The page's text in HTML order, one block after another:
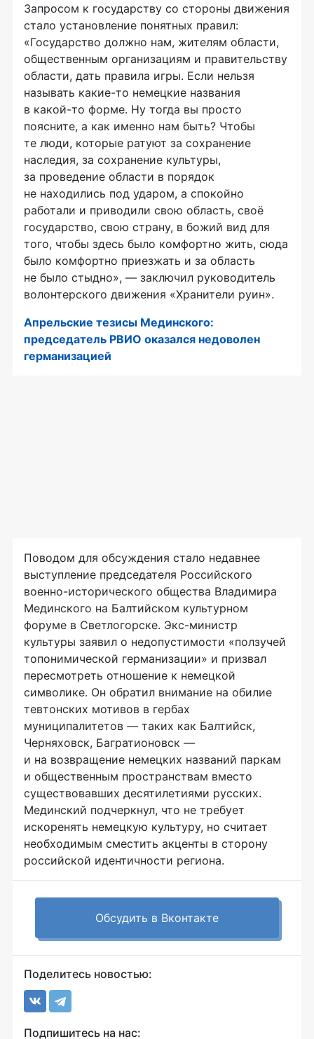
Запросом к государству со стороны движения
стало установление понятных правил:
«Государство должно нам, жителям области,
общественным организациям и правительству
области, дать правила игры. Если нельзя
называть какие-то немецкие названия
в какой-то форме. Ну тогда вы просто
поясните, а как именно нам быть? Чтобы
те люди, которые ратуют за сохранение
наследия, за сохранение культуры,
за проведение области в порядок
не находились под ударом, а спокойно
работали и приводили свою область, своё
государство, свою страну, в божий вид для
того, чтобы здесь было комфортно жить, сюда
было комфортно приезжать и за область
не было стыдно», — заключил руководитель
волонтерского движения «Хранители руин».
Апрельские тезисы Мединского:
председатель РВИО оказался недоволен
германизацией
Поводом для обсуждения стало недавнее
выступление председателя Российского
военно-исторического общества Владимира
Мединского на Балтийском культурном
форуме в Светлогорске. Экс-министр
культуры заявил о недопустимости «ползучей
топонимической германизации» и призвал
пересмотреть отношение к немецкой
символике. Он обратил внимание на обилие
тевтонских мотивов в гербах
муниципалитетов — таких как Балтийск,
Черняховск, Багратионовск —
и на возвращение немецких названий паркам
и общественным пространствам вместо
существовавших десятилетиями русских.
Мединский подчеркнул, что не требует
искоренять немецкую культуру, но считает
необходимым сместить акценты в сторону
российской идентичности региона.
Обсудить в Вконтакте
Поделитесь новостью:
Подпишитесь на нас: